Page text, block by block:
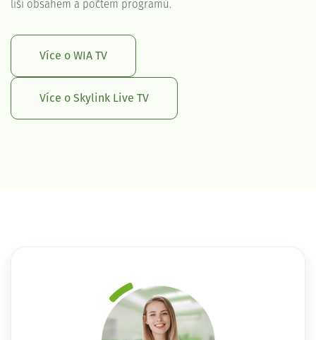
liší obsahem a počtem programů.
Více o WIA TV
Více o Skylink Live TV